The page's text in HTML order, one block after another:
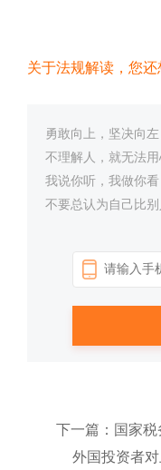
关于法规解读，您
勇敢向上，坚决向左
不理解人，就无法
我说你听，我做你
不要总认为自己比别
下一篇：国家
外国投资者